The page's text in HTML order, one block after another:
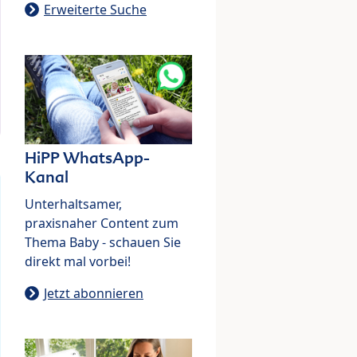
Erweiterte Suche
HiPP WhatsApp-
Kanal
Unterhaltsamer,
praxisnaher Content zum
Thema Baby - schauen Sie
direkt mal vorbei!
Jetzt abonnieren